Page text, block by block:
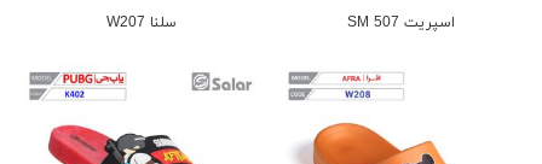
اسپریت SM 507 سلنا W207